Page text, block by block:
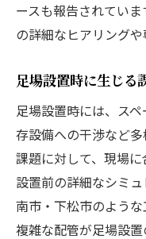
ースも報告されてい
の詳細なヒアリングや
足場設置時に生じる
足場設置時には、ス
存設備への干渉など
課題に対して、現場に
設置前の詳細なシミ
南市・下松市のよう
複雑な配管が足場設置